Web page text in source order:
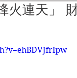
火連天」